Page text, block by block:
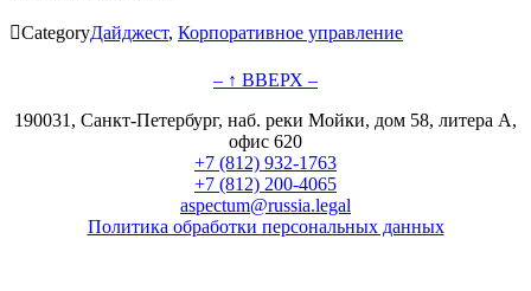
CategoryДайджест, Корпоративное управление
– ↑ ВВЕРХ –
190031, Санкт-Петербург, наб. реки Мойки, дом 58, литера А,
офис 620
+7 (812) 932-1763
+7 (812) 200-4065
aspectum@russia.legal
Политика обработки персональных данных